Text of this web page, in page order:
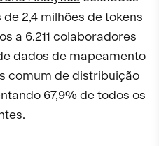
2,4 milhões de tokens
a 6.211 colaboradores
dados de mapeamento
comum de distribuição
67,9% de todos os